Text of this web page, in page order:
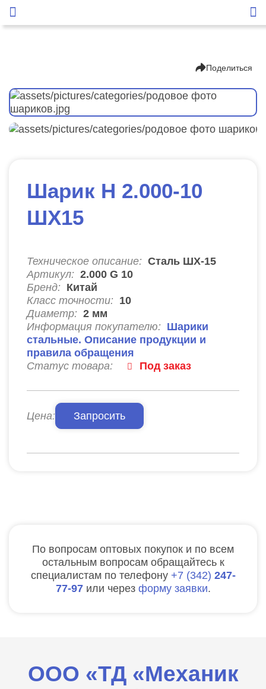
Поделиться
Шарик Н 2.000-10
ШХ15
Техническое описание: Сталь ШХ-15
Артикул: 2.000 G 10
Бренд: Китай
Класс точности: 10
Диаметр: 2 мм
Информация покупателю: Шарики
стальные. Описание продукции и
правила обращения
Статус товара:
Под заказ
Цена: Запросить
По вопросам оптовых покупок и по всем
остальным вопросам обращайтесь к
специалистам по телефону
7 342 247-
77-97 или через форму заявки.
ООО «ТД «Механик